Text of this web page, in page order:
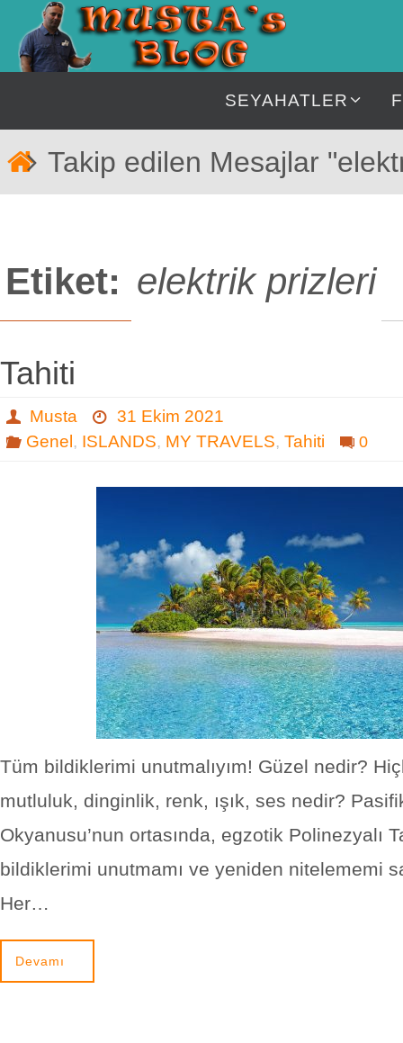
İçeriğe
geç
SEYAHATLER
Takip edilen Mesajlar
Etiket: elektrik prizleri
Tahiti
Musta
31 Ekim 2021
Genel , ISLANDS, MY TRAVELS, Tahiti 0
Tüm bildiklerimi unutmalıyım! Güzel nedir?
mutluluk, dinginlik, renk, ışık, ses nedir?
Okyanusu’nun ortasında, egzotik Polinezyalı
bildiklerimi unutmamı ve yeniden nitelememi
Her…
Devamı